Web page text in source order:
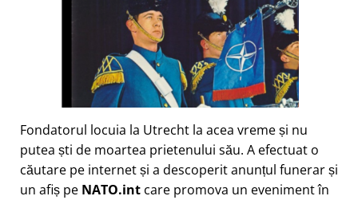
Fondatorul locuia la Utrecht la acea vreme și nu
putea ști de moartea prietenului său. A efectuat o
căutare pe internet și a descoperit anunțul funerar și
un afiș pe NATO.int care promova un eveniment în